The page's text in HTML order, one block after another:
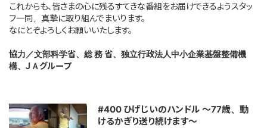
ご意見・ご感想
これからも、皆さまの心に残るすてきな番組をお届けできるようスタッ
フ一同、真摯に取り組んでまいります。
なにとぞよろしくお願いいたします。
協力／文部科学省、総 務 省、独立行政法人中小企業基盤整備機
構、ＪＡグループ
#400 ひげじいのハンドル ～77歳、動
けるかぎり送り続けます～